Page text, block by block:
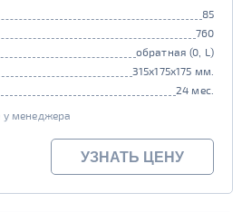
85
760
обратная (0, L)
315x175x175 мм.
24 мес.
у менеджера
УЗНАТЬ ЦЕНУ